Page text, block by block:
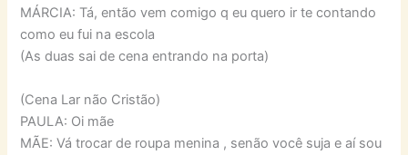
MÁRCIA: Tá, então vem comigo q eu quero ir te contando
como eu fui na escola
(As duas sai de cena entrando na porta)
(Cena Lar não Cristão)
PAULA: Oi mãe
MÃE: Vá trocar de roupa menina , senão você suja e aí sou